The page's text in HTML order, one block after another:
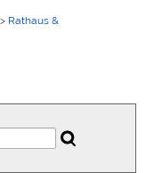
> Rathaus &